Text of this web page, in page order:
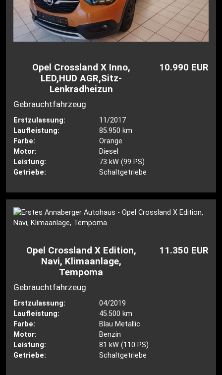
Opel Crossland X Inno,
LED,HUD AGR,Sitz-
Lenkradheizun
10.990 EUR
Gebrauchtfahrzeug
Erstzulassung:
11/2017
Laufleistung:
85.950 km
Farbe:
Orange
Motor:
Diesel
Leistung:
73 kW (99 PS)
Getriebe:
Schaltgetriebe
Opel Crossland X Edition,
Navi, Klimaanlage,
Tempoma
11.350 EUR
Gebrauchtfahrzeug
Erstzulassung:
04/2019
Laufleistung:
45.500 km
Farbe:
Blau Metallic
Motor:
Benzin
Leistung:
81 kW (110 PS)
Getriebe:
Schaltgetriebe